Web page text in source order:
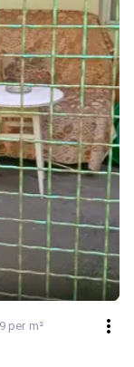
Готовий орендний
у зручний для
у центрі міста!
per m²